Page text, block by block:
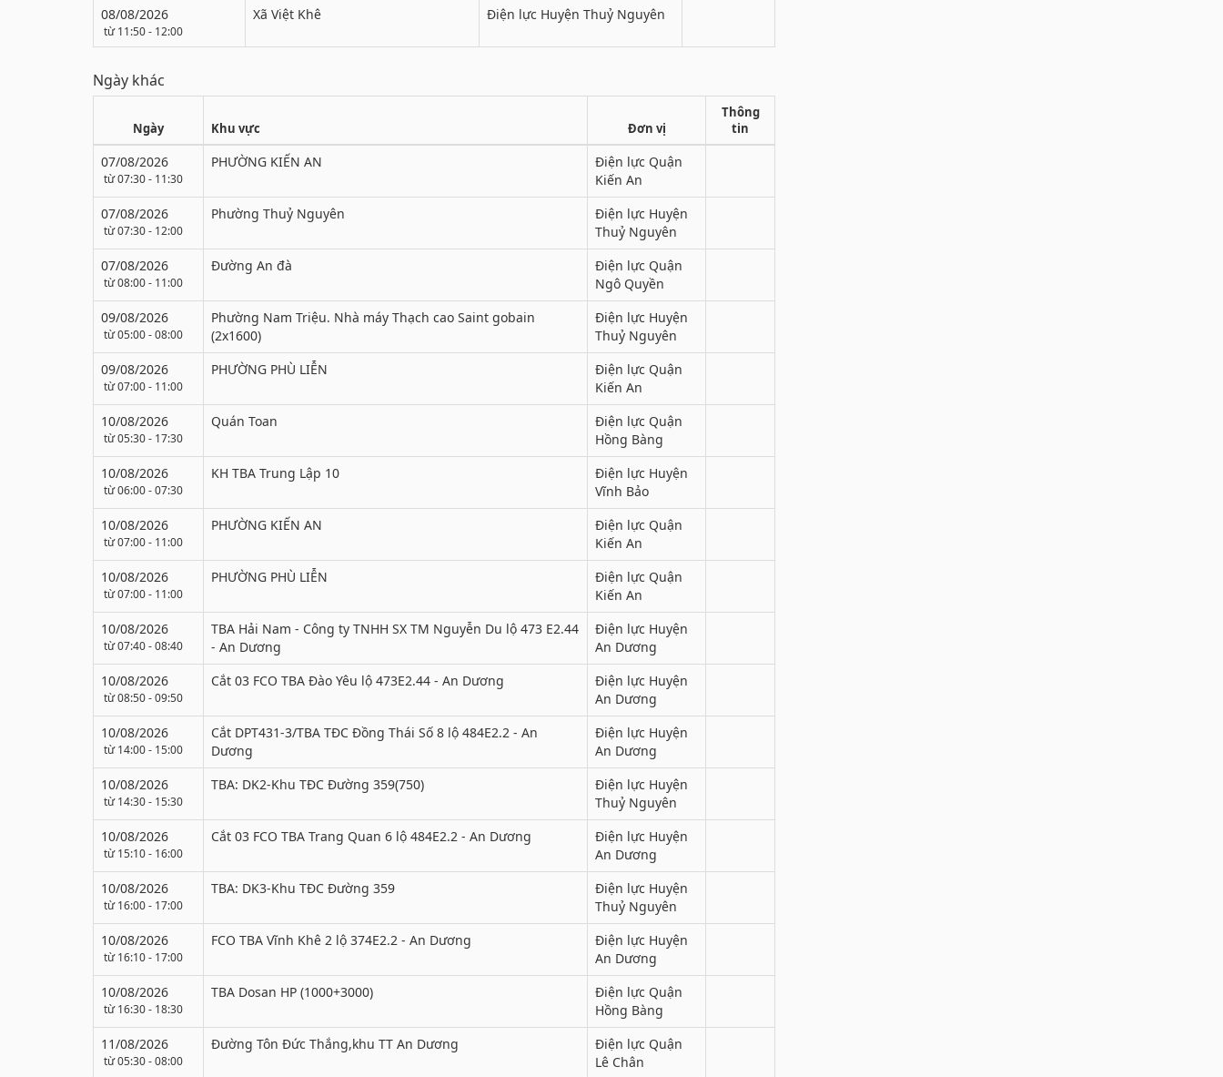
08/08/2026
từ 11:50 - 12:00
Xã Việt Khê Điện lực Huyện Thuỷ Nguyên
Ngày khác
Ngày Khu vực Đơn vị
Thông
tin
07/08/2026
từ 07:30 - 11:30
PHƯỜNG KIẾN AN
Điện lực Quận
Kiến An
07/08/2026
từ 07:30 - 12:00
Phường Thuỷ Nguyên
Điện lực Huyện
Thuỷ Nguyên
07/08/2026
từ 08:00 - 11:00
Đường An đà
Điện lực Quận
Ngô Quyền
09/08/2026
từ 05:00 - 08:00
Phường Nam Triệu. Nhà máy Thạch cao Saint gobain
(2x1600)
Điện lực Huyện
Thuỷ Nguyên
09/08/2026
từ 07:00 - 11:00
PHƯỜNG PHÙ LIỄN
Điện lực Quận
Kiến An
10/08/2026
từ 05:30 - 17:30
Quán Toan
Điện lực Quận
Hồng Bàng
10/08/2026
từ 06:00 - 07:30
KH TBA Trung Lập 10
Điện lực Huyện
Vĩnh Bảo
10/08/2026
từ 07:00 - 11:00
PHƯỜNG KIẾN AN
Điện lực Quận
Kiến An
10/08/2026
từ 07:00 - 11:00
PHƯỜNG PHÙ LIỄN
Điện lực Quận
Kiến An
10/08/2026
từ 07:40 - 08:40
TBA Hải Nam - Công ty TNHH SX TM Nguyễn Du lộ 473 E2.44
- An Dương
Điện lực Huyện
An Dương
10/08/2026
từ 08:50 - 09:50
Cắt 03 FCO TBA Đào Yêu lộ 473E2.44 - An Dương
Điện lực Huyện
An Dương
10/08/2026
từ 14:00 - 15:00
Cắt DPT431-3/TBA TĐC Đồng Thái Số 8 lộ 484E2.2 - An
Dương
Điện lực Huyện
An Dương
10/08/2026
từ 14:30 - 15:30
TBA: DK2-Khu TĐC Đường 359(750)
Điện lực Huyện
Thuỷ Nguyên
10/08/2026
từ 15:10 - 16:00
Cắt 03 FCO TBA Trang Quan 6 lộ 484E2.2 - An Dương
Điện lực Huyện
An Dương
10/08/2026
từ 16:00 - 17:00
TBA: DK3-Khu TĐC Đường 359
Điện lực Huyện
Thuỷ Nguyên
10/08/2026
từ 16:10 - 17:00
FCO TBA Vĩnh Khê 2 lộ 374E2.2 - An Dương
Điện lực Huyện
An Dương
10/08/2026
từ 16:30 - 18:30
TBA Dosan HP (1000+3000)
Điện lực Quận
Hồng Bàng
11/08/2026
từ 05:30 - 08:00
Đường Tôn Đức Thắng,khu TT An Dương
Điện lực Quận
Lê Chân